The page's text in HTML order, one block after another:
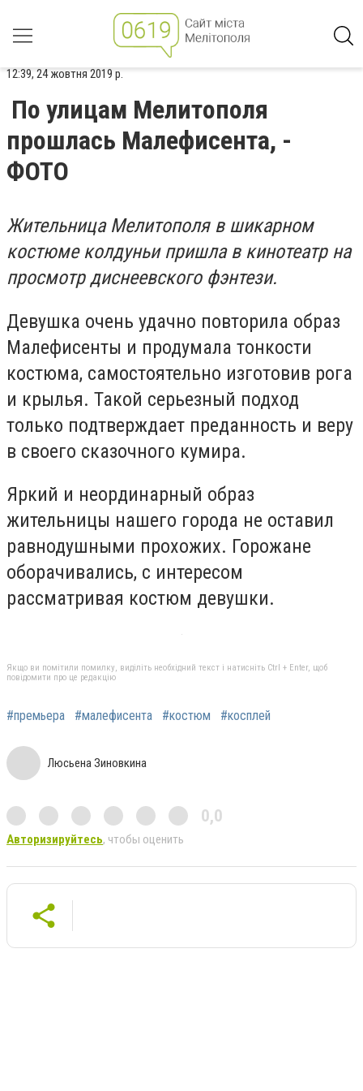
12:39, 24 жовтня 2019 р.
По улицам Мелитополя
прошлась Малефисента, -
ФОТО
Жительница Мелитополя в шикарном
костюме колдуньи пришла в кинотеатр на
просмотр диснеевского фэнтези.
Девушка очень удачно повторила образ
Малефисенты и продумала тонкости
костюма, самостоятельно изготовив рога
и крылья. Такой серьезный подход
только подтверждает преданность и веру
в своего сказочного кумира.
Яркий и неординарный образ
жительницы нашего города не оставил
равнодушными прохожих. Горожане
оборачивались, с интересом
рассматривая костюм девушки.
Якщо ви помітили помилку, виділіть необхідний текст і натисніть Ctrl + Enter, щоб
повідомити про це редакцію
#премьера #малефисента #костюм #косплей
Люсьена Зиновкина
0,0
Авторизируйтесь, чтобы оценить